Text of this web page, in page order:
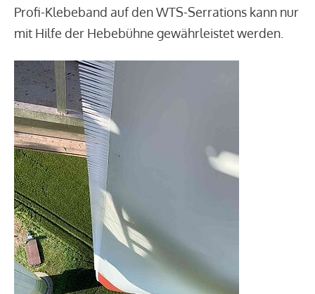
Profi-Klebeband auf den WTS-Serrations kann nur
mit Hilfe der Hebebühne gewährleistet werden.